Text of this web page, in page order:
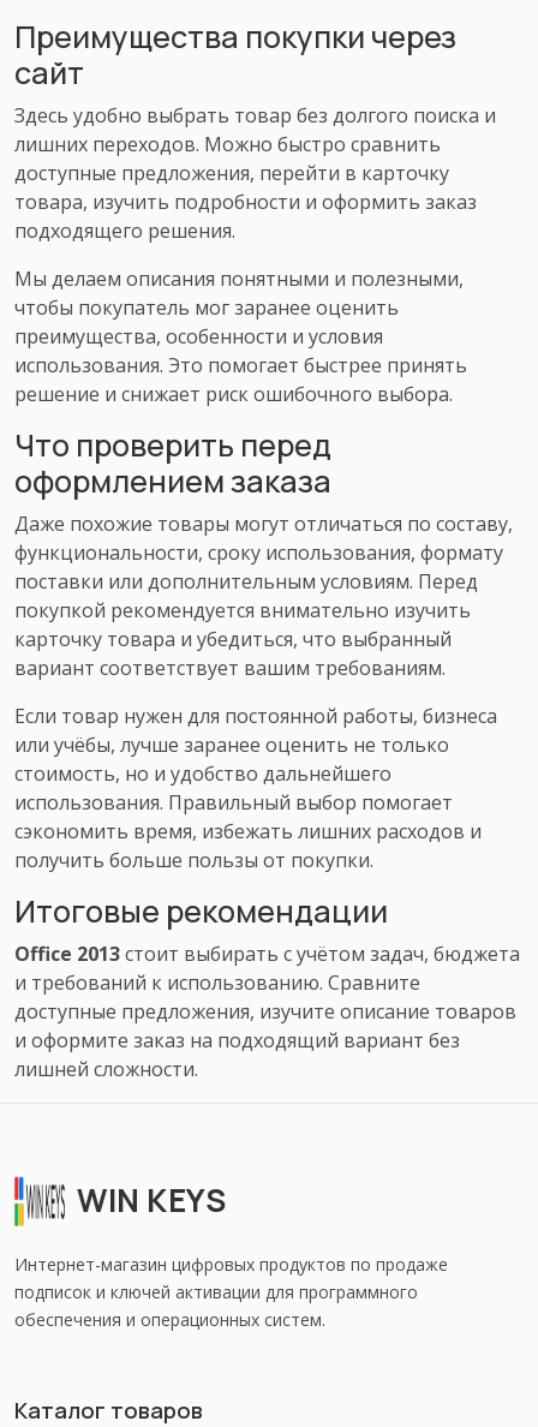
Преимущества покупки через
сайт
Здесь удобно выбрать товар без долгого поиска и
лишних переходов. Можно быстро сравнить
доступные предложения, перейти в карточку
товара, изучить подробности и оформить заказ
подходящего решения.
Мы делаем описания понятными и полезными,
чтобы покупатель мог заранее оценить
преимущества, особенности и условия
использования. Это помогает быстрее принять
решение и снижает риск ошибочного выбора.
Что проверить перед
оформлением заказа
Даже похожие товары могут отличаться по составу,
функциональности, сроку использования, формату
поставки или дополнительным условиям. Перед
покупкой рекомендуется внимательно изучить
карточку товара и убедиться, что выбранный
вариант соответствует вашим требованиям.
Если товар нужен для постоянной работы, бизнеса
или учёбы, лучше заранее оценить не только
стоимость, но и удобство дальнейшего
использования. Правильный выбор помогает
сэкономить время, избежать лишних расходов и
получить больше пользы от покупки.
Итоговые рекомендации
Office 2013стоит выбирать с учётом задач, бюджета
и требований к использованию. Сравните
доступные предложения, изучите описание товаров
и оформите заказ на подходящий вариант без
лишней сложности.
WIN KEYS
Интернет-магазин цифровых продуктов по продаже
подписок и ключей активации для программного
обеспечения и операционных систем.
Каталог товаров